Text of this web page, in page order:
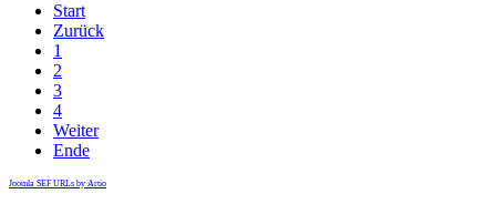
Start
Zurück
1
2
3
4
Weiter
Ende
Joomla SEF URLs by Artio